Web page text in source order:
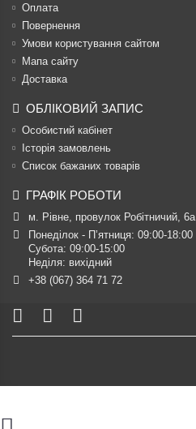
Оплата
Повернення
Умови користування сайтом
Мапа сайту
Доставка
ОБЛІКОВИЙ ЗАПИС
Особистий кабінет
Історія замовлень
Список бажаних товарів
ГРАФІК РОБОТИ
м. Рівне, провулок Робітничий, 6а
Понеділок - П’ятниця: 09:00-18:00
Субота: 09:00-15:00
Неділя: вихідний
+38 (067) 364 71 72